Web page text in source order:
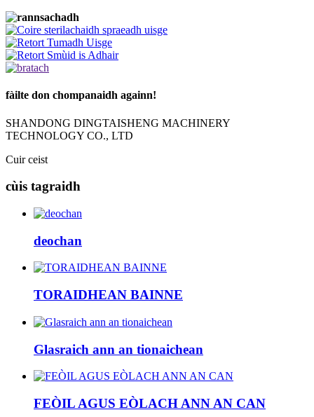
fàilte don chompanaidh againn!
SHANDONG DINGTAISHENG MACHINERY
TECHNOLOGY CO., LTD
Cuir ceist
cùis tagraidh
deochan
TORAIDHEAN BAINNE
Glasraich ann an tionaichean
FEÒIL AGUS EÒLACH ANN AN CAN